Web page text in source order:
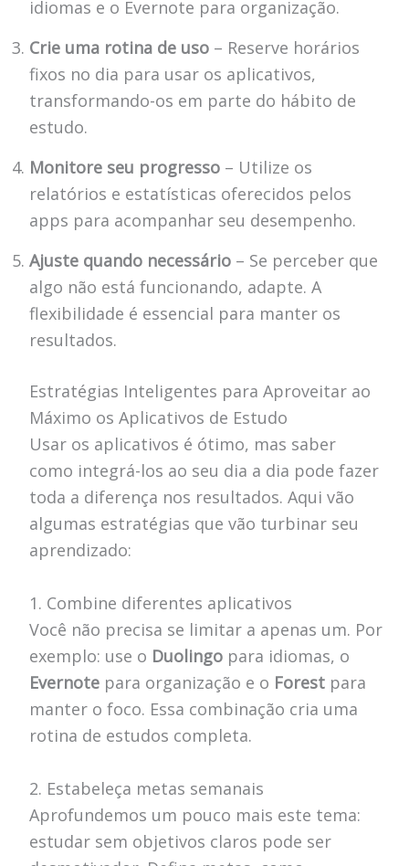
idiomas e o Evernote para organização.
Crie uma rotina de uso– Reserve horários
fixos no dia para usar os aplicativos,
transformando-os em parte do hábito de
estudo.
Monitore seu progresso– Utilize os
relatórios e estatísticas oferecidos pelos
apps para acompanhar seu desempenho.
Ajuste quando necessário– Se perceber que
algo não está funcionando, adapte. A
flexibilidade é essencial para manter os
resultados.
Estratégias Inteligentes para Aproveitar ao
Máximo os Aplicativos de Estudo
Usar os aplicativos é ótimo, mas saber
como integrá-los ao seu dia a dia pode fazer
toda a diferença nos resultados. Aqui vão
algumas estratégias que vão turbinar seu
aprendizado:
1. Combine diferentes aplicativos
Você não precisa se limitar a apenas um. Por
exemplo: use o Duolingopara idiomas, o
Evernotepara organização e o Forestpara
manter o foco. Essa combinação cria uma
rotina de estudos completa.
2. Estabeleça metas semanais
Aprofundemos um pouco mais este tema:
estudar sem objetivos claros pode ser